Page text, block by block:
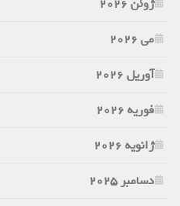
ژوئن 2026
می 2026
آوریل 2026
فوریه 2026
ژانویه 2026
دسامبر 2025